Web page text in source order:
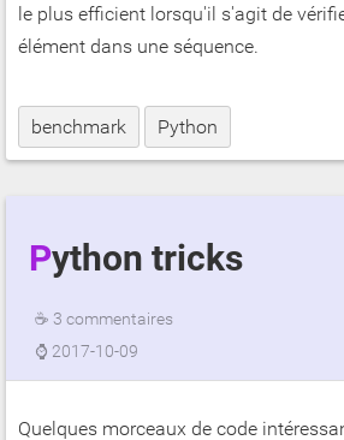
le plus efficient lorsqu'il s'agit de
élément dans une séquence.
benchmark Python
Python tricks
☕ 3 commentaires
⌚ 2017-10-09
Quelques morceaux de code